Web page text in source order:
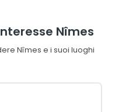
Nîmes
Nîmes e i suoi luoghi